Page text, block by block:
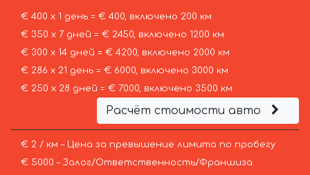
€ 400 х 1 день = € 400, включено 200 км
€ 350 х 7 дней = € 2450, включено 1200 км
€ 300 х 14 дней = € 4200, включено 2000 км
€ 286 х 21 день = € 6000, включено 3000 км
€ 250 х 28 дней = € 7000, включено 3500 км
Расчёт стоимости авто
€ 2 / км – Цена за превышение лимита по пробегу
€ 5000 – Залог/Ответственность/Франшиза.